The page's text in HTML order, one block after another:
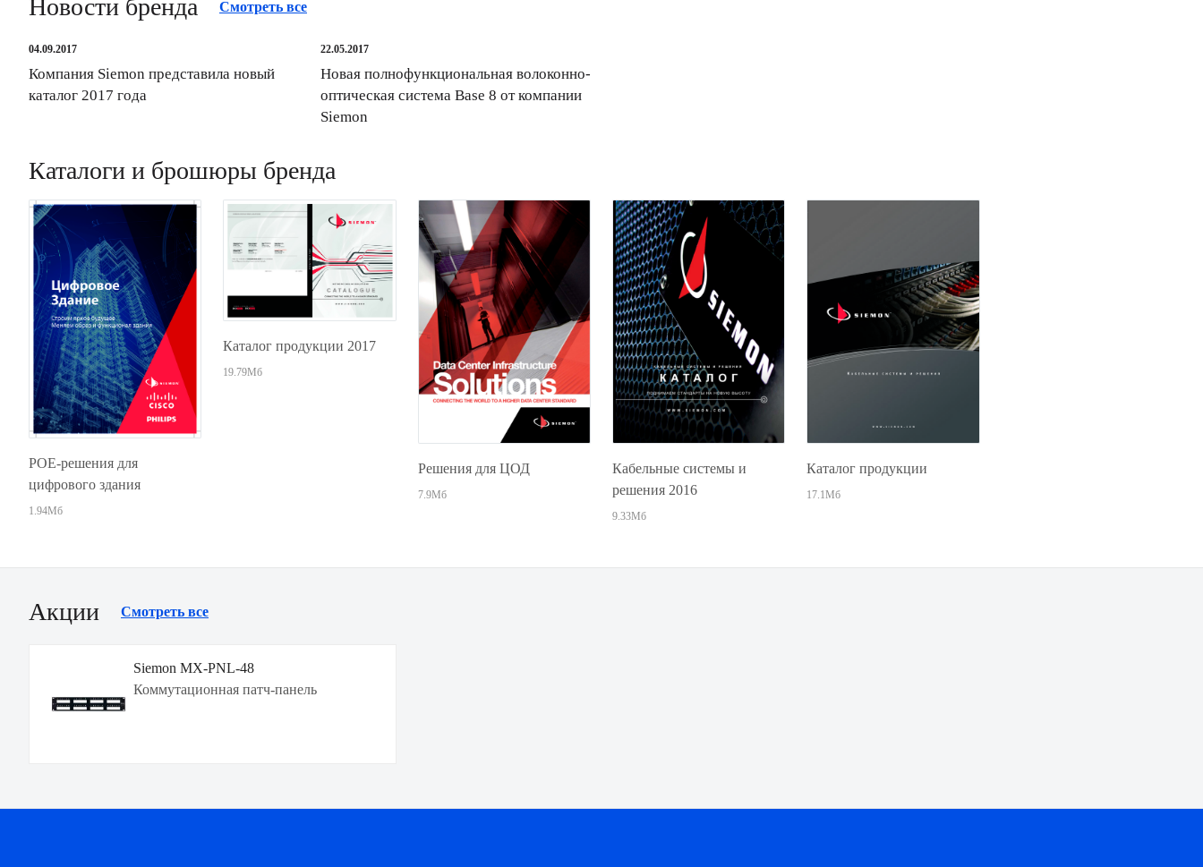
Новости бренда Смотреть все
04.09.2017
Компания Siemon представила новый
каталог 2017 года
22.05.2017
Новая полнофункциональная волоконно-
оптическая система Base 8 от компании
Siemon
Каталоги и брошюры бренда
POE-решения для
цифрового здания
1.94Мб
Каталог продукции 2017
19.79Мб
Решения для ЦОД
7.9Мб
Кабельные системы и
решения 2016
9.33Мб
Каталог продукции
17.1Мб
Акции Смотреть все
Siemon MX-PNL-48
Коммутационная патч-панель